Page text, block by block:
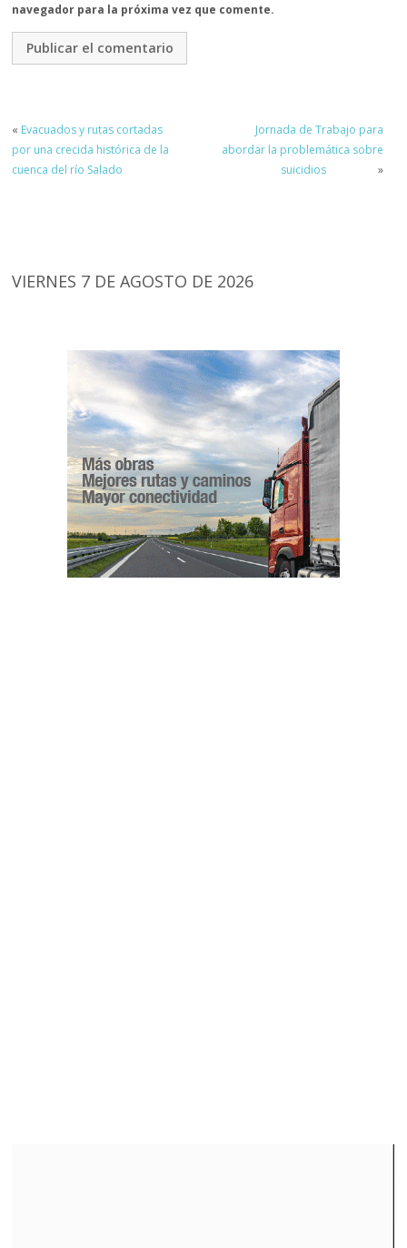
navegador para la próxima vez que comente.
« Evacuados y rutas cortadas
por una crecida histórica de la
cuenca del río Salado
Jornada de Trabajo para
abordar la problemática sobre
suicidios
»
VIERNES 7 DE AGOSTO DE 2026